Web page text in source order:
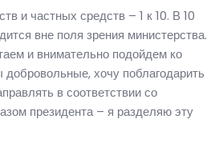
и частных средств – 1 к 10. В 10
вне поля зрения министерства.
и внимательно подойдем ко
хочу поблагодарить
в соответствии со
президента – я разделяю эту